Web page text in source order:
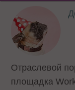
Отраслевой
площадка